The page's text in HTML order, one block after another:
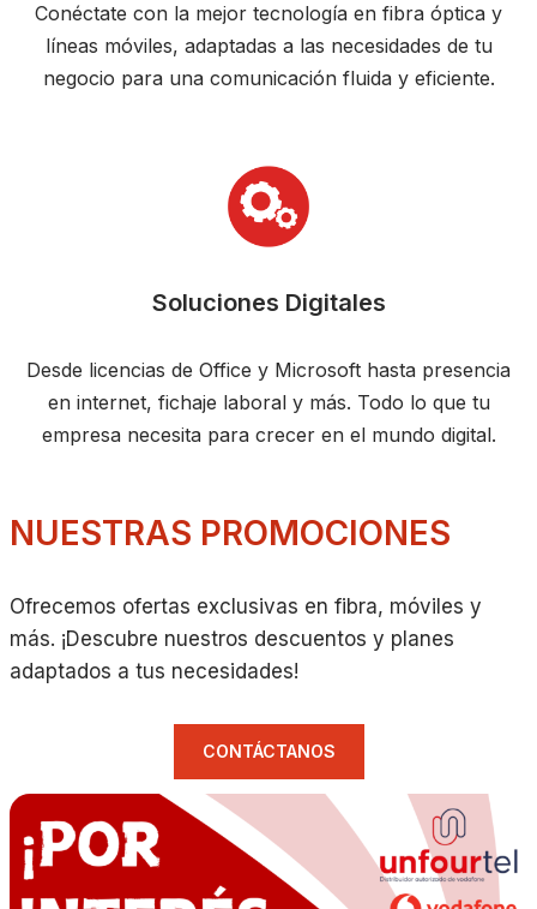
Conéctate con la mejor tecnología en fibra óptica y
líneas móviles, adaptadas a las necesidades de tu
negocio para una comunicación fluida y eficiente.
Soluciones Digitales
Desde licencias de Office y Microsoft hasta presencia
en internet, fichaje laboral y más. Todo lo que tu
empresa necesita para crecer en el mundo digital.
NUESTRAS PROMOCIONES
Ofrecemos ofertas exclusivas en fibra, móviles y
más. ¡Descubre nuestros descuentos y planes
adaptados a tus necesidades!
CONTÁCTANOS